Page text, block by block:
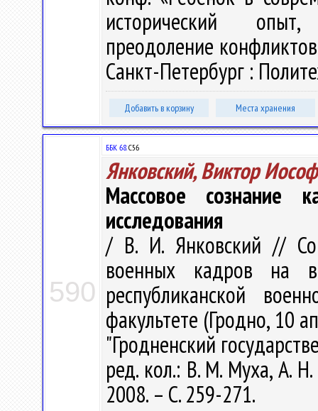
исторический опыт,
преодоление
Санкт-Петербург :
Добавить в корзину Места хранения
590
ББК 68.С56
Янковский, Виктор
Массовое сознание
исследования
/ В. И. Янковский //
военных кадров на
республиканской
факультете (Гродно, 10
"Гродненский
ред. кол.: В. М. Муха, А.
2008. – С. 259-271.